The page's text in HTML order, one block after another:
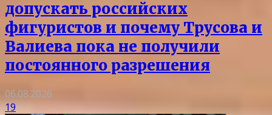
допускать российских
фигуристов и почему Трусова и
Валиева пока не получили
постоянного разрешения
06.08.2026
19